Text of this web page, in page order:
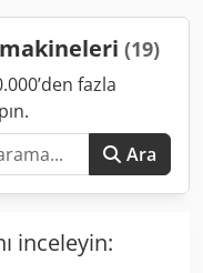
(19)
fazla
Ara
inceleyin: